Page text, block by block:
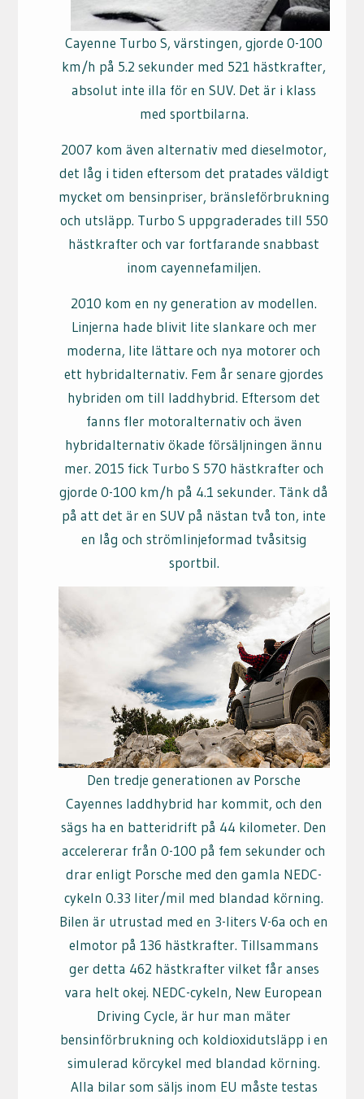
Cayenne Turbo S, värstingen, gjorde 0-100
km/h på 5.2 sekunder med 521 hästkrafter,
absolut inte illa för en SUV. Det är i klass
med sportbilarna.
2007 kom även alternativ med dieselmotor,
det låg i tiden eftersom det pratades väldigt
mycket om bensinpriser, bränsleförbrukning
och utsläpp. Turbo S uppgraderades till 550
hästkrafter och var fortfarande snabbast
inom cayennefamiljen.
2010 kom en ny generation av modellen.
Linjerna hade blivit lite slankare och mer
moderna, lite lättare och nya motorer och
ett hybridalternativ. Fem år senare gjordes
hybriden om till laddhybrid. Eftersom det
fanns fler motoralternativ och även
hybridalternativ ökade försäljningen ännu
mer. 2015 fick Turbo S 570 hästkrafter och
gjorde 0-100 km/h på 4.1 sekunder. Tänk då
på att det är en SUV på nästan två ton, inte
en låg och strömlinjeformad tvåsitsig
sportbil.
Den tredje generationen av Porsche
Cayennes laddhybrid har kommit, och den
sägs ha en batteridrift på 44 kilometer. Den
accelererar från 0-100 på fem sekunder och
drar enligt Porsche med den gamla NEDC-
cykeln 0.33 liter/mil med blandad körning.
Bilen är utrustad med en 3-liters V-6a och en
elmotor på 136 hästkrafter. Tillsammans
ger detta 462 hästkrafter vilket får anses
vara helt okej. NEDC-cykeln, New European
Driving Cycle, är hur man mäter
bensinförbrukning och koldioxidutsläpp i en
simulerad körcykel med blandad körning.
Alla bilar som säljs inom EU måste testas